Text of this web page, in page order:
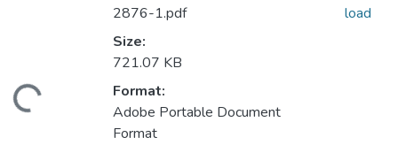
2876-1.pdf
Size:
721.07 KB
Format:
Adobe Portable Document
Format
load